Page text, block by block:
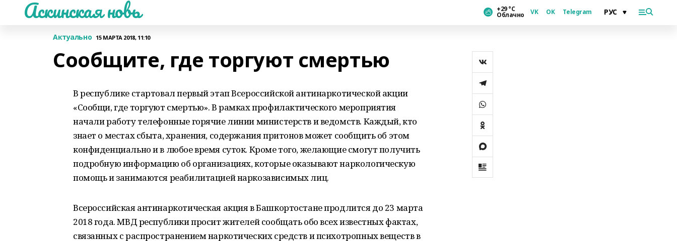
Аскинская новь +29 °С
Облачно VK OK Telegram
Актуально 15 МАРТА 2018, 11:10
Сообщите, где торгуют смертью
В республике стартовал первый этап Всероссийской антинаркотической акции
«Сообщи, где торгуют смертью». В рамках профилактического мероприятия
начали работу телефонные горячие линии министерств и ведомств. Каждый, кто
знает о местах сбыта, хранения, содержания притонов может сообщить об этом
конфиденциально и в любое время суток. Кроме того, желающие смогут получить
подробную информацию об организациях, которые оказывают наркологическую
помощь и занимаются реабилитацией наркозависимых лиц.
Всероссийская антинаркотическая акция в Башкортостане продлится до 23 марта
2018 года. МВД республики просит жителей сообщать обо всех известных фактах,
связанных с распространением наркотических средств и психотропных веществ в